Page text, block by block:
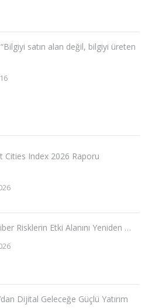
“Bilgiyi satın alan değil, bilgiyi üreten
Cities Index 2026 Raporu
Risklerin Etki Alanını Yeniden …
Dijital Geleceğe Güçlü Yatırım